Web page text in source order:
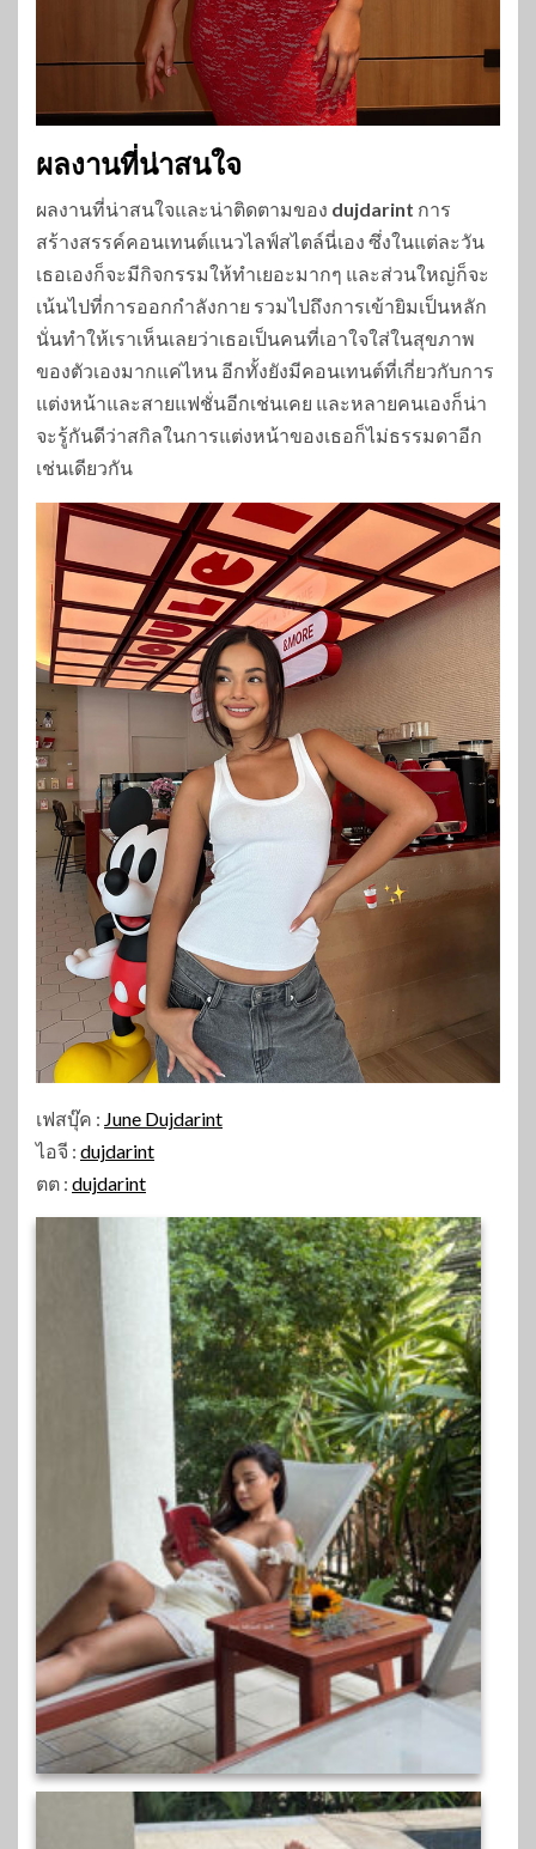
ผลงานที่น่าสนใจ
ผลงานที่น่าสนใจและน่าติดตามของ dujdarint การ
สร้างสรรค์คอนเทนต์แนวไลฟ์สไตล์นี่เอง ซึ่งในแต่ละวัน
เธอเองก็จะมีกิจกรรมให้ทำเยอะมากๆ และส่วนใหญ่ก็จะ
เน้นไปที่การออกกำลังกาย รวมไปถึงการเข้ายิมเป็นหลัก
นั่นทำให้เราเห็นเลยว่าเธอเป็นคนที่เอาใจใส่ในสุขภาพ
ของตัวเองมากแค่ไหน อีกทั้งยังมีคอนเทนต์ที่เกี่ยวกับการ
แต่งหน้าและสายแฟชั่นอีกเช่นเคย และหลายคนเองก็น่า
จะรู้กันดีว่าสกิลในการแต่งหน้าของเธอก็ไม่ธรรมดาอีก
เช่นเดียวกัน
เฟสบุ๊ค : June Dujdarint
ไอจี : dujdarint
ตต : dujdarint